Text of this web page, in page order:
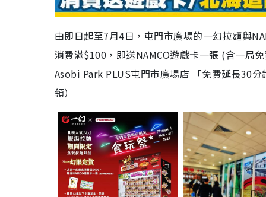
由即日起至7月4日，屯門市廣場的一幻拉麵與
消費滿$100，即送NAMCO遊戲卡一張 (含一局
Asobi Park PLUS屯門市廣場店 「免費延長30
領）